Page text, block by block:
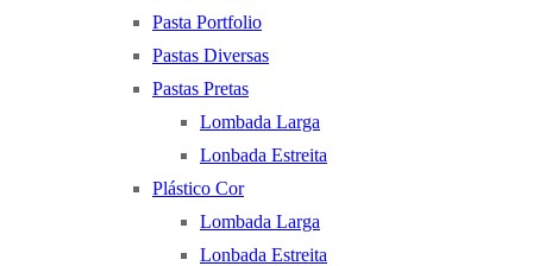
Pasta Portfolio
Pastas Diversas
Pastas Pretas
Lombada Larga
Lonbada Estreita
Plástico Cor
Lombada Larga
Lonbada Estreita